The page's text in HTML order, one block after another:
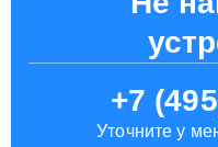
+7
Уточните у